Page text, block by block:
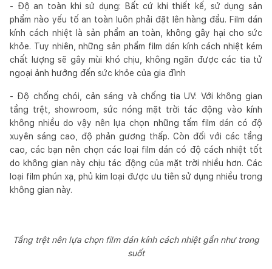
- Độ an toàn khi sử dụng: Bất cứ khi thiết kế, sử dụng sản
phẩm nào yếu tố an toàn luôn phải đặt lên hàng đầu. Film dán
kính cách nhiệt là sản phẩm an toàn, không gây hại cho sức
khỏe. Tuy nhiên, những sản phẩm film dán kính cách nhiệt kém
chất lượng sẽ gây mùi khó chịu, không ngăn được các tia tử
ngoại ảnh hưởng đến sức khỏe của gia đình
- Độ chống chói, cản sáng và chống tia UV: Với không gian
tầng trệt, showroom, sức nóng mặt trời tác động vào kính
không nhiều do vậy nên lựa chọn những tấm film dán có độ
xuyên sáng cao, độ phản gương thấp. Còn đối với các tầng
cao, các bạn nên chọn các loại film dán có độ cách nhiệt tốt
do không gian này chịu tác động của mặt trời nhiều hơn. Các
loại film phún xạ, phủ kim loại được ưu tiên sử dụng nhiều trong
không gian này.
Tầng trệt nên lựa chọn film dán kính cách nhiệt gần như trong
suốt